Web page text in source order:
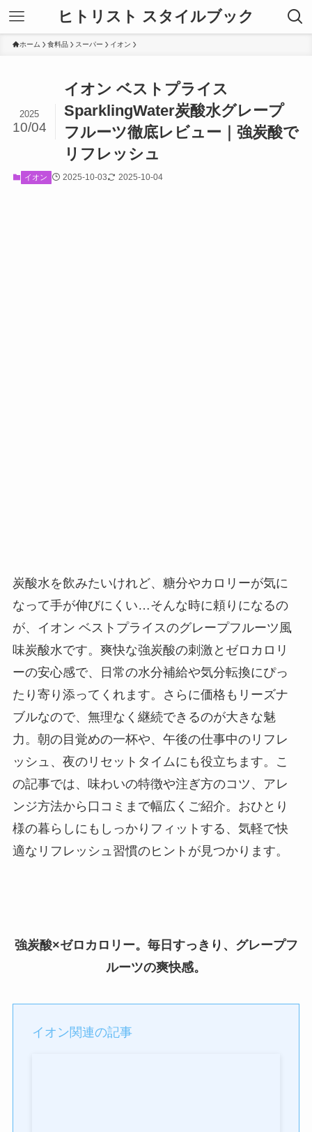
ヒトリスト スタイルブック
ホーム 食料品 スーパー イオン
イオン ベストプライス
SparklingWater炭酸水グレープ
フルーツ徹底レビュー｜強炭酸で
リフレッシュ
2025
10/04
イオン 2025-10-03 2025-10-04
炭酸水を飲みたいけれど、糖分やカロリーが気に
なって手が伸びにくい…そんな時に頼りになるの
が、イオン ベストプライスのグレープフルーツ風
味炭酸水です。爽快な強炭酸の刺激とゼロカロリ
ーの安心感で、日常の水分補給や気分転換にぴっ
たり寄り添ってくれます。さらに価格もリーズナ
ブルなので、無理なく継続できるのが大きな魅
力。朝の目覚めの一杯や、午後の仕事中のリフレ
ッシュ、夜のリセットタイムにも役立ちます。こ
の記事では、味わいの特徴や注ぎ方のコツ、アレ
ンジ方法から口コミまで幅広くご紹介。おひとり
様の暮らしにもしっかりフィットする、気軽で快
適なリフレッシュ習慣のヒントが見つかります。
強炭酸×ゼロカロリー。毎日すっきり、グレープフ
ルーツの爽快感。
イオン関連の記事